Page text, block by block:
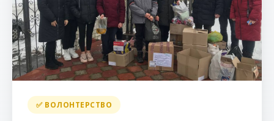
✅ ВОЛОНТЕРСТВО